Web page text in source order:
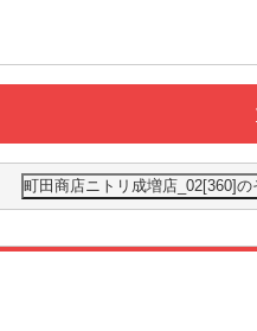
町田商店ニトリ成増店_02[360]